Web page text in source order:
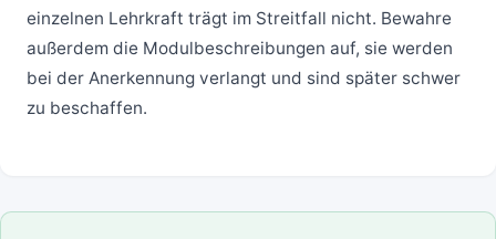
einzelnen Lehrkraft trägt im Streitfall nicht. Bewahre
außerdem die Modulbeschreibungen auf, sie werden
bei der Anerkennung verlangt und sind später schwer
zu beschaffen.